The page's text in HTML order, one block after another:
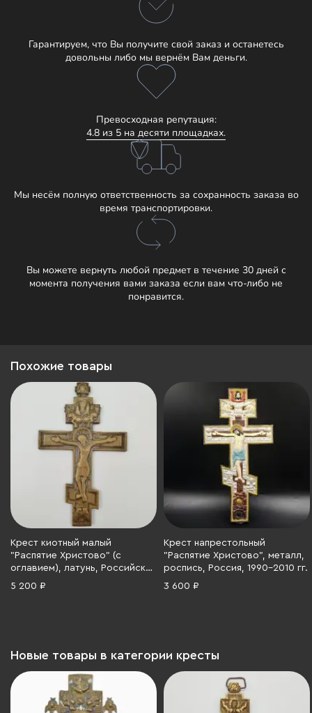
Гарантируем, что Вы получите свой заказ и останетесь
довольны либо мы вернём Вам деньги.
Превосходная репутация:
4.8 из 5 на десяти площадках.
Мы несём полную ответственность за сохранность заказа во
время транспортировки.
Вы можете вернуть любой предмет в течение 30 дней с
момента получения вами заказа если вам что-либо не
понравится.
Похожие товары
Крест киотный малый
"Распятие Христово" (с
оглавием), латунь, Российская
империя, 1870-1910 гг.
5 200 ₽
Крест напрестольный
"Распятие Христово", металл,
роспись, Россия, 1990-2010 гг.
3 600 ₽
Новые товары в категории кресты